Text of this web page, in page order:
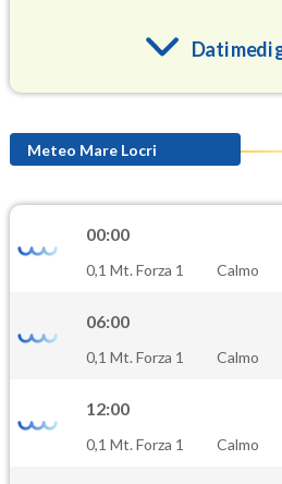
Dati medi
(Ozono)
(Diossido di azoto)
PM10
PM25
Meteo Mare Locri
00:00
0,1 Mt. Forza 1
Calmo
06:00
0,1 Mt. Forza 1
Calmo
12:00
0,1 Mt. Forza 1
Calmo